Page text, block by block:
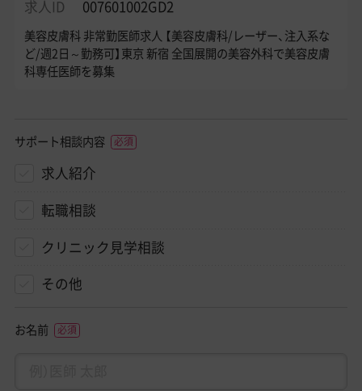
求人ID 007601002GD2
美容皮膚科 非常勤医師求人 【美容皮膚科/レーザー、注入系な
ど/週2日～勤務可】東京 新宿 全国展開の美容外科で美容皮膚
科専任医師を募集
サポート相談内容
求人紹介
転職相談
クリニック見学相談
その他
お名前